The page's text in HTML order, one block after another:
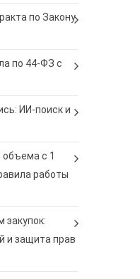
по Закону
по 44-ФЗ с
ИИ-поиск и
объема с 1
работы
закупок:
и защита прав